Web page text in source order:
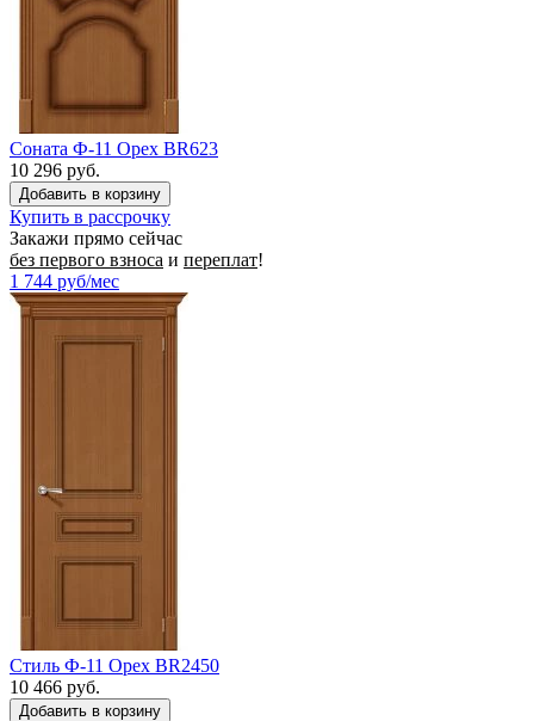
Соната Ф-11 Орех BR623
10 296 руб.
Купить в рассрочку
Закажи прямо сейчас
без первого взноса и переплат!
1 744 руб/мес
Стиль Ф-11 Орех BR2450
10 466 руб.